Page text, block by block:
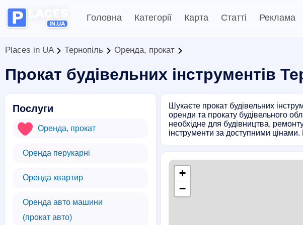
Головна Категорії Карта Статті Реклама
Places in UA Тернопіль Оренда, прокат
Прокат будівельних інструментів
Послуги
Оренда, прокат
Оренда перукарні
Оренда квартир
Оренда авто машини
(прокат авто)
Шукаєте прокат будівельних
оренди та прокату будівельного
необхідне для будівництва,
інструменти за доступними
+
−